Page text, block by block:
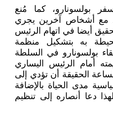
بولسونارو، كما مُنع
مع أشخاص آخرين يجري
أيضا في اتهام الرئيس
به بتشكيل منظمة
بولسونارو في السلطة
أمام الرئيس اليساري
الحقيقة أن تؤدي إلى
مدى الحياة بالإضافة
دعا أنصاره إلى تنظيم